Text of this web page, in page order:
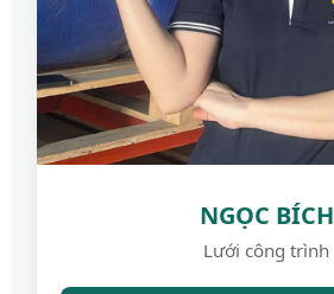
NGỌC BÍCH
Lưới công trình